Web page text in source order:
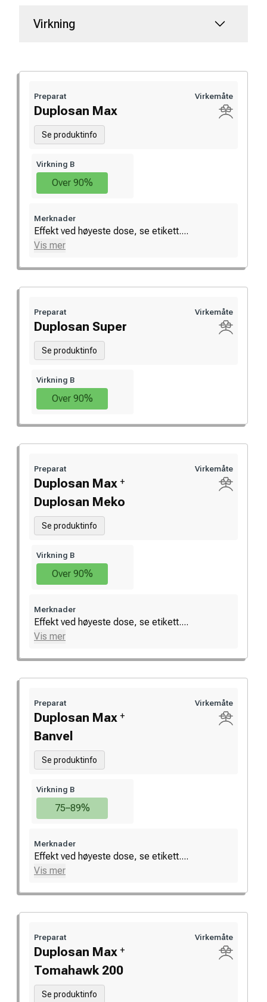
Virkning
Preparat
Duplosan Max
Se produktinfo
Virkemåte
Virkning B
Over 90%
Merknader
Effekt ved høyeste dose, se etikett....
Vis mer
Preparat
Duplosan Super
Se produktinfo
Virkemåte
Virkning B
Over 90%
Preparat
Duplosan Max +
Duplosan Meko
Se produktinfo
Virkemåte
Virkning B
Over 90%
Merknader
Effekt ved høyeste dose, se etikett....
Vis mer
Preparat
Duplosan Max +
Banvel
Se produktinfo
Virkemåte
Virkning B
75–89%
Merknader
Effekt ved høyeste dose, se etikett....
Vis mer
Preparat
Duplosan Max +
Tomahawk 200
Se produktinfo
Virkemåte